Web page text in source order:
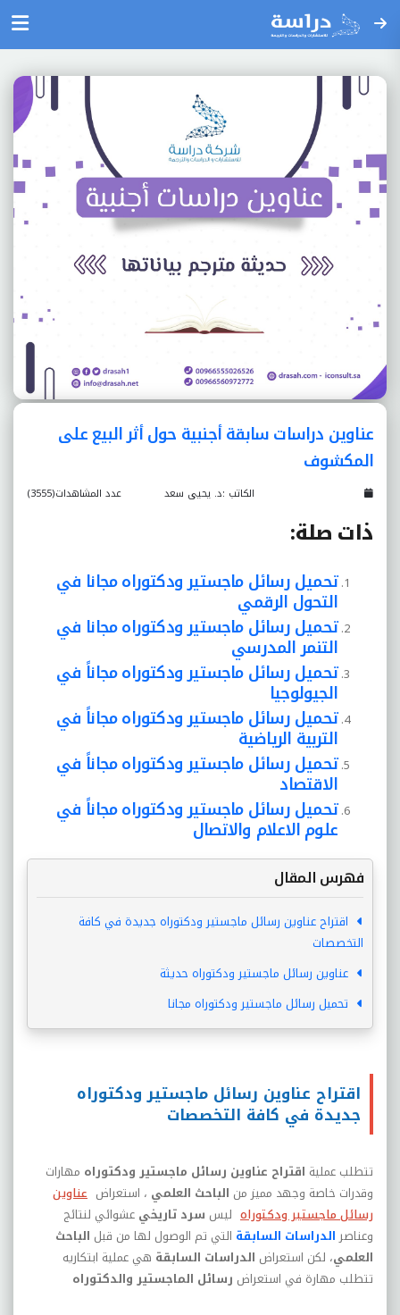
عناوين دراسات سابقة أجنبية حول أثر البيع على
المكشوف
عدد المشاهدات(3555) الكاتب :د. يحيى سعد
ذات صلة:
تحميل رسائل ماجستير ودكتوراه مجانا في
التحول الرقمي
تحميل رسائل ماجستير ودكتوراه مجانا في
التنمر المدرسي
تحميل رسائل ماجستير ودكتوراه مجاناً في
الجيولوجيا
تحميل رسائل ماجستير ودكتوراه مجاناً في
التربية الرياضية
تحميل رسائل ماجستير ودكتوراه مجاناً في
الاقتصاد
تحميل رسائل ماجستير ودكتوراه مجاناً في
علوم الاعلام والاتصال
فهرس المقال
اقتراح عناوين رسائل ماجستير ودكتوراه جديدة في كافة
التخصصات
عناوين رسائل ماجستير ودكتوراه حديثة
تحميل رسائل ماجستير ودكتوراه مجانا
اقتراح عناوين رسائل ماجستير ودكتوراه
جديدة في كافة التخصصات
تتطلب عملية اقتراح عناوين رسائل ماجستير ودكتوراه مهارات
وقدرات خاصة وجهد مميز من الباحث العلمي ، استعراض عناوين
رسائل ماجستير ودكتوراه ليس سرد تاريخي عشوائي لنتائج
وعناصرالدراسات السابقة التي تم الوصول لها من قبل الباحث
العلمي، لكن استعراض الدراسات السابقة هي عملية ابتكاريه
تتطلب مهارة في استعراض رسائل الماجستير والدكتوراه